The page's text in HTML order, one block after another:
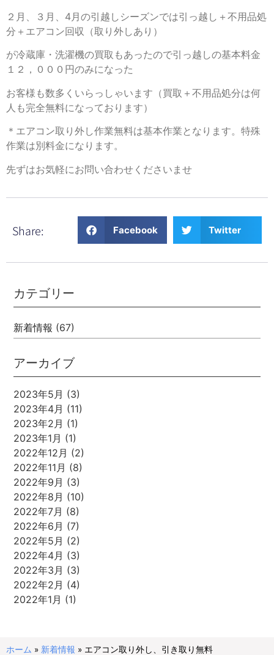
２月、３月、4月の引越しシーズンでは引っ越し＋不用品処
分＋エアコン回収（取り外しあり）
が冷蔵庫・洗濯機の買取もあったので引っ越しの基本料金
１２，０００円のみになった
お客様も数多くいらっしゃいます（買取＋不用品処分は何
人も完全無料になっております）
＊エアコン取り外し作業無料は基本作業となります。特殊
作業は別料金になります。
先ずはお気軽にお問い合わせくださいませ
Share: Facebook Twitter
カテゴリー
新着情報 (67)
アーカイブ
2023年5月 (3)
2023年4月 (11)
2023年2月 (1)
2023年1月 (1)
2022年12月 (2)
2022年11月 (8)
2022年9月 (3)
2022年8月 (10)
2022年7月 (8)
2022年6月 (7)
2022年5月 (2)
2022年4月 (3)
2022年3月 (3)
2022年2月 (4)
2022年1月 (1)
ホーム » 新着情報 » エアコン取り外し、引き取り無料